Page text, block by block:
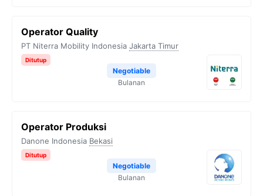
Operator Quality
PT Niterra Mobility Indonesia Jakarta Timur
Ditutup
Negotiable
Bulanan
Operator Produksi
Danone Indonesia Bekasi
Ditutup
Negotiable
Bulanan